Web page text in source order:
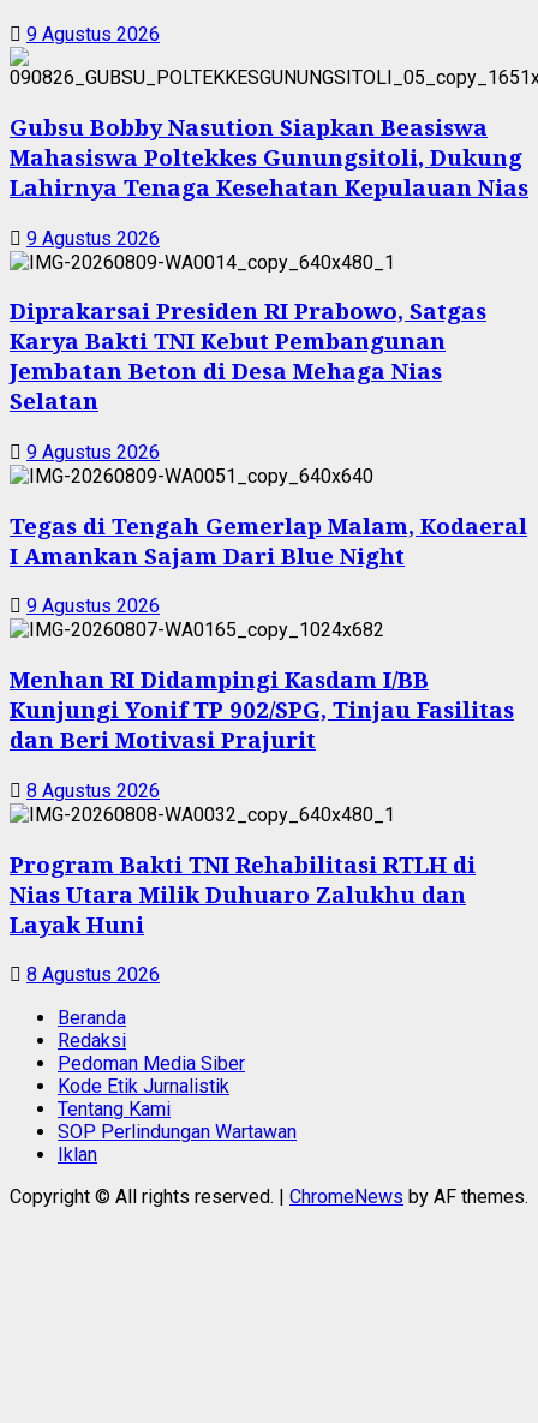
9 Agustus 2026
Gubsu Bobby Nasution Siapkan Beasiswa
Mahasiswa Poltekkes Gunungsitoli, Dukung
Lahirnya Tenaga Kesehatan Kepulauan Nias
9 Agustus 2026
Diprakarsai Presiden RI Prabowo, Satgas
Karya Bakti TNI Kebut Pembangunan
Jembatan Beton di Desa Mehaga Nias
Selatan
9 Agustus 2026
Tegas di Tengah Gemerlap Malam, Kodaeral
I Amankan Sajam Dari Blue Night
9 Agustus 2026
Menhan RI Didampingi Kasdam I/BB
Kunjungi Yonif TP 902/SPG, Tinjau Fasilitas
dan Beri Motivasi Prajurit
8 Agustus 2026
Program Bakti TNI Rehabilitasi RTLH di
Nias Utara Milik Duhuaro Zalukhu dan
Layak Huni
8 Agustus 2026
Beranda
Redaksi
Pedoman Media Siber
Kode Etik Jurnalistik
Tentang Kami
SOP Perlindungan Wartawan
Iklan
Copyright © All rights reserved.
ChromeNews by AF themes.